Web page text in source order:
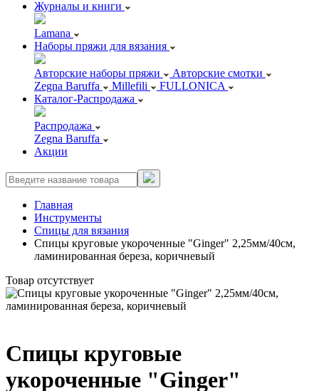
Журналы и книги
Lamana
Наборы пряжи для вязания
Авторские наборы пряжи
Авторские смотки
Zegna Baruffa
Millefili
FULLONICA
Каталог-Распродажа
Распродажа
Zegna Baruffa
Акции
Главная
Инструменты
Спицы для вязания
Спицы круговые укороченные "Ginger" 2,25мм/40см,
ламинированная береза, коричневый
Товар отсутствует
Спицы круговые
укороченные "Ginger"